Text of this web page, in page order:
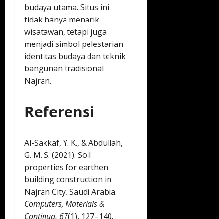
budaya utama. Situs ini
tidak hanya menarik
wisatawan, tetapi juga
menjadi simbol pelestarian
identitas budaya dan teknik
bangunan tradisional
Najran.
Referensi
Al-Sakkaf, Y. K., & Abdullah,
G. M. S. (2021). Soil
properties for earthen
building construction in
Najran City, Saudi Arabia.
Computers, Materials &
Continua, 67(1), 127–140.